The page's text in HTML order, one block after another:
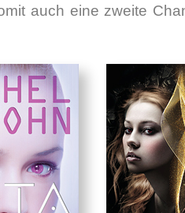
auch eine zweite